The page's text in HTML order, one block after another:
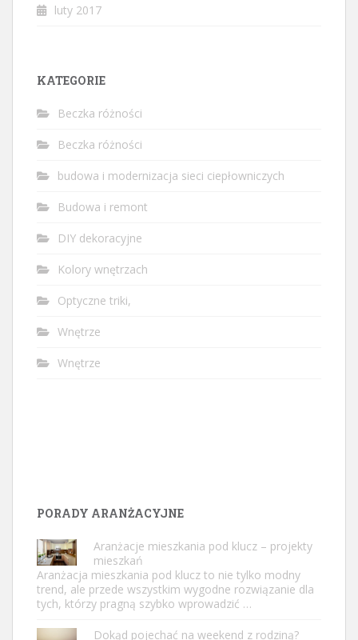
luty 2017
KATEGORIE
Beczka różności
Beczka różności
budowa i modernizacja sieci ciepłowniczych
Budowa i remont
DIY dekoracyjne
Kolory wnętrzach
Optyczne triki,
Wnętrze
Wnętrze
PORADY ARANŻACYJNE
Aranżacje mieszkania pod klucz – projekty
mieszkań
Aranżacja mieszkania pod klucz to nie tylko modny
trend, ale przede wszystkim wygodne rozwiązanie dla
tych, którzy pragną szybko wprowadzić …
Dokąd pojechać na weekend z rodziną?